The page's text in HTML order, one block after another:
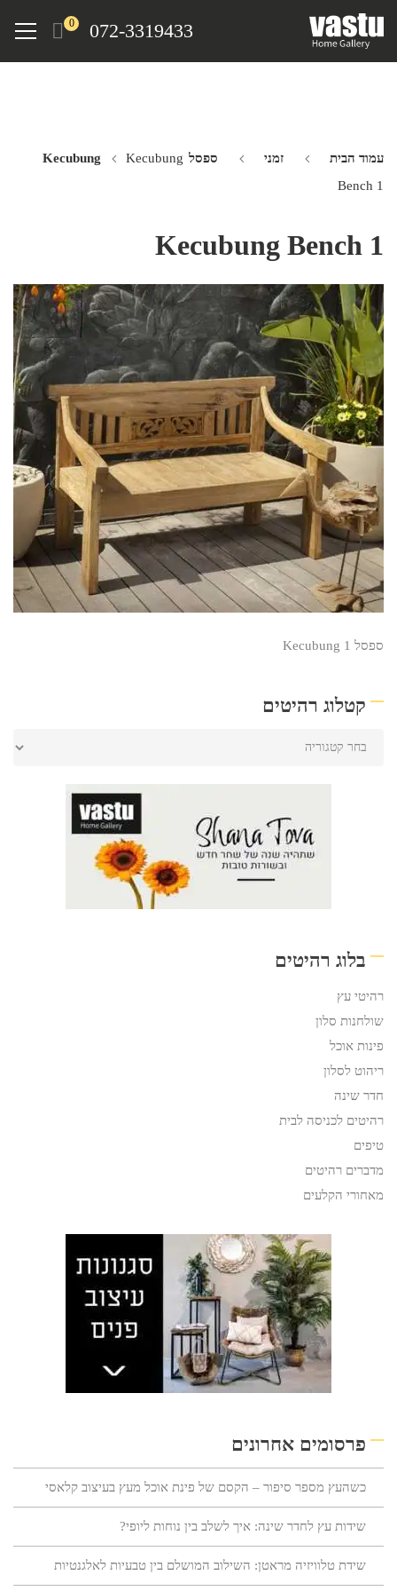
072-3319433
0
Menu
עמוד הבית זמני ספסל Kecubung Kecubung
Bench 1
Kecubung Bench 1
ספסל Kecubung 1
קטלוג רהיטים
בלוג רהיטים
רהיטי עץ
שולחנות סלון
פינות אוכל
ריהוט לסלון
חדר שינה
רהיטים לכניסה לבית
טיפים
מדברים רהיטים
מאחורי הקלעים
פרסומים אחרונים
כשהעץ מספר סיפור – הקסם של פינת אוכל מעץ בעיצוב קלאסי
שידות עץ לחדר שינה: איך לשלב בין נוחות ליופי?
שידת טלוויזיה מראטן: השילוב המושלם בין טבעיות לאלגנטיות